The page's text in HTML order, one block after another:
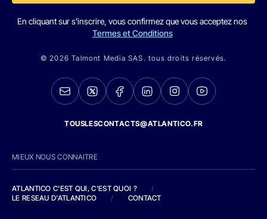
En cliquant sur s'inscrire, vous confirmez que vous acceptez nos
Termes et Conditions
© 2026 Talmont Media SAS. tous droits réservés.
TOUSLESCONTACTS@ATLANTICO.FR
MIEUX NOUS CONNAITRE
ATLANTICO C'EST QUI, C'EST QUOI ?
/
LE RESEAU D'ATLANTICO
/ CONTACT